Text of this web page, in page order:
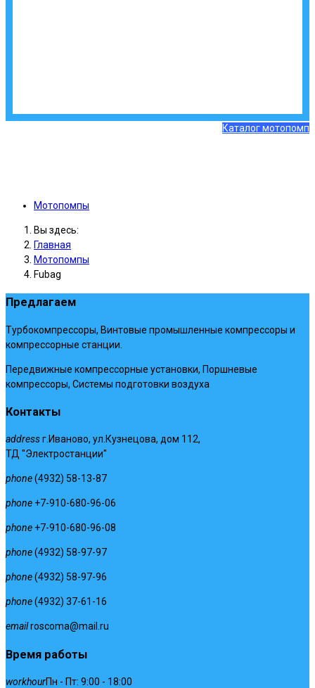
Каталог мотопомп
Мотопомпы
Вы здесь:
Главная
Мотопомпы
Fubag
Предлагаем
Турбокомпрессоры, Винтовые промышленные компрессоры и
компрессорные станции.
Передвижные компрессорные установки, Поршневые
компрессоры, Системы подготовки воздуха
Контакты
addressг.Иваново, ул.Кузнецова, дом 112,
ТД "Электростанции"
phone(4932) 58-13-87
phone +7-910-680-96-06
phone +7-910-680-96-08
phone(4932) 58-97-97
phone(4932) 58-97-96
phone(4932) 37-61-16
emailroscoma@mail.ru
Время работы
workhourПн - Пт: 9:00 - 18:00